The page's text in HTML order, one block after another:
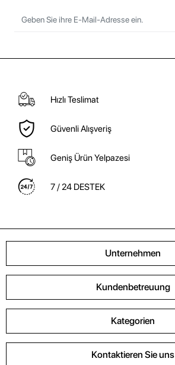
Hızlı Teslimat
Güvenli Alışveriş
Geniş Ürün Yelpazesi
7 / 24 DESTEK
Unternehmen
Kundenbetreuung
Kategorien
Kontaktieren Sie uns